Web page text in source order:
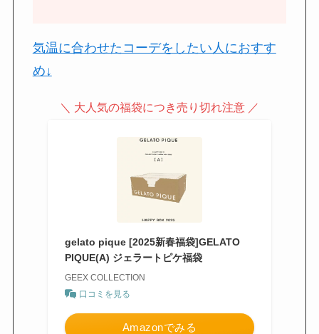
気温に合わせたコーデをしたい人におすす
め↓
＼ 大人気の福袋につき売り切れ注意 ／
gelato pique [2025新春福袋]GELATO
PIQUE(A) ジェラートピケ福袋
GEEX COLLECTION
口コミを見る
Amazonでみる